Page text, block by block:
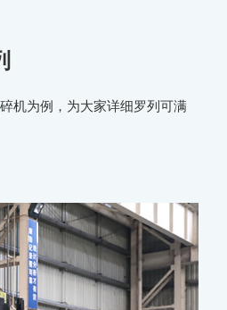
机为例，为大家详细罗列可满